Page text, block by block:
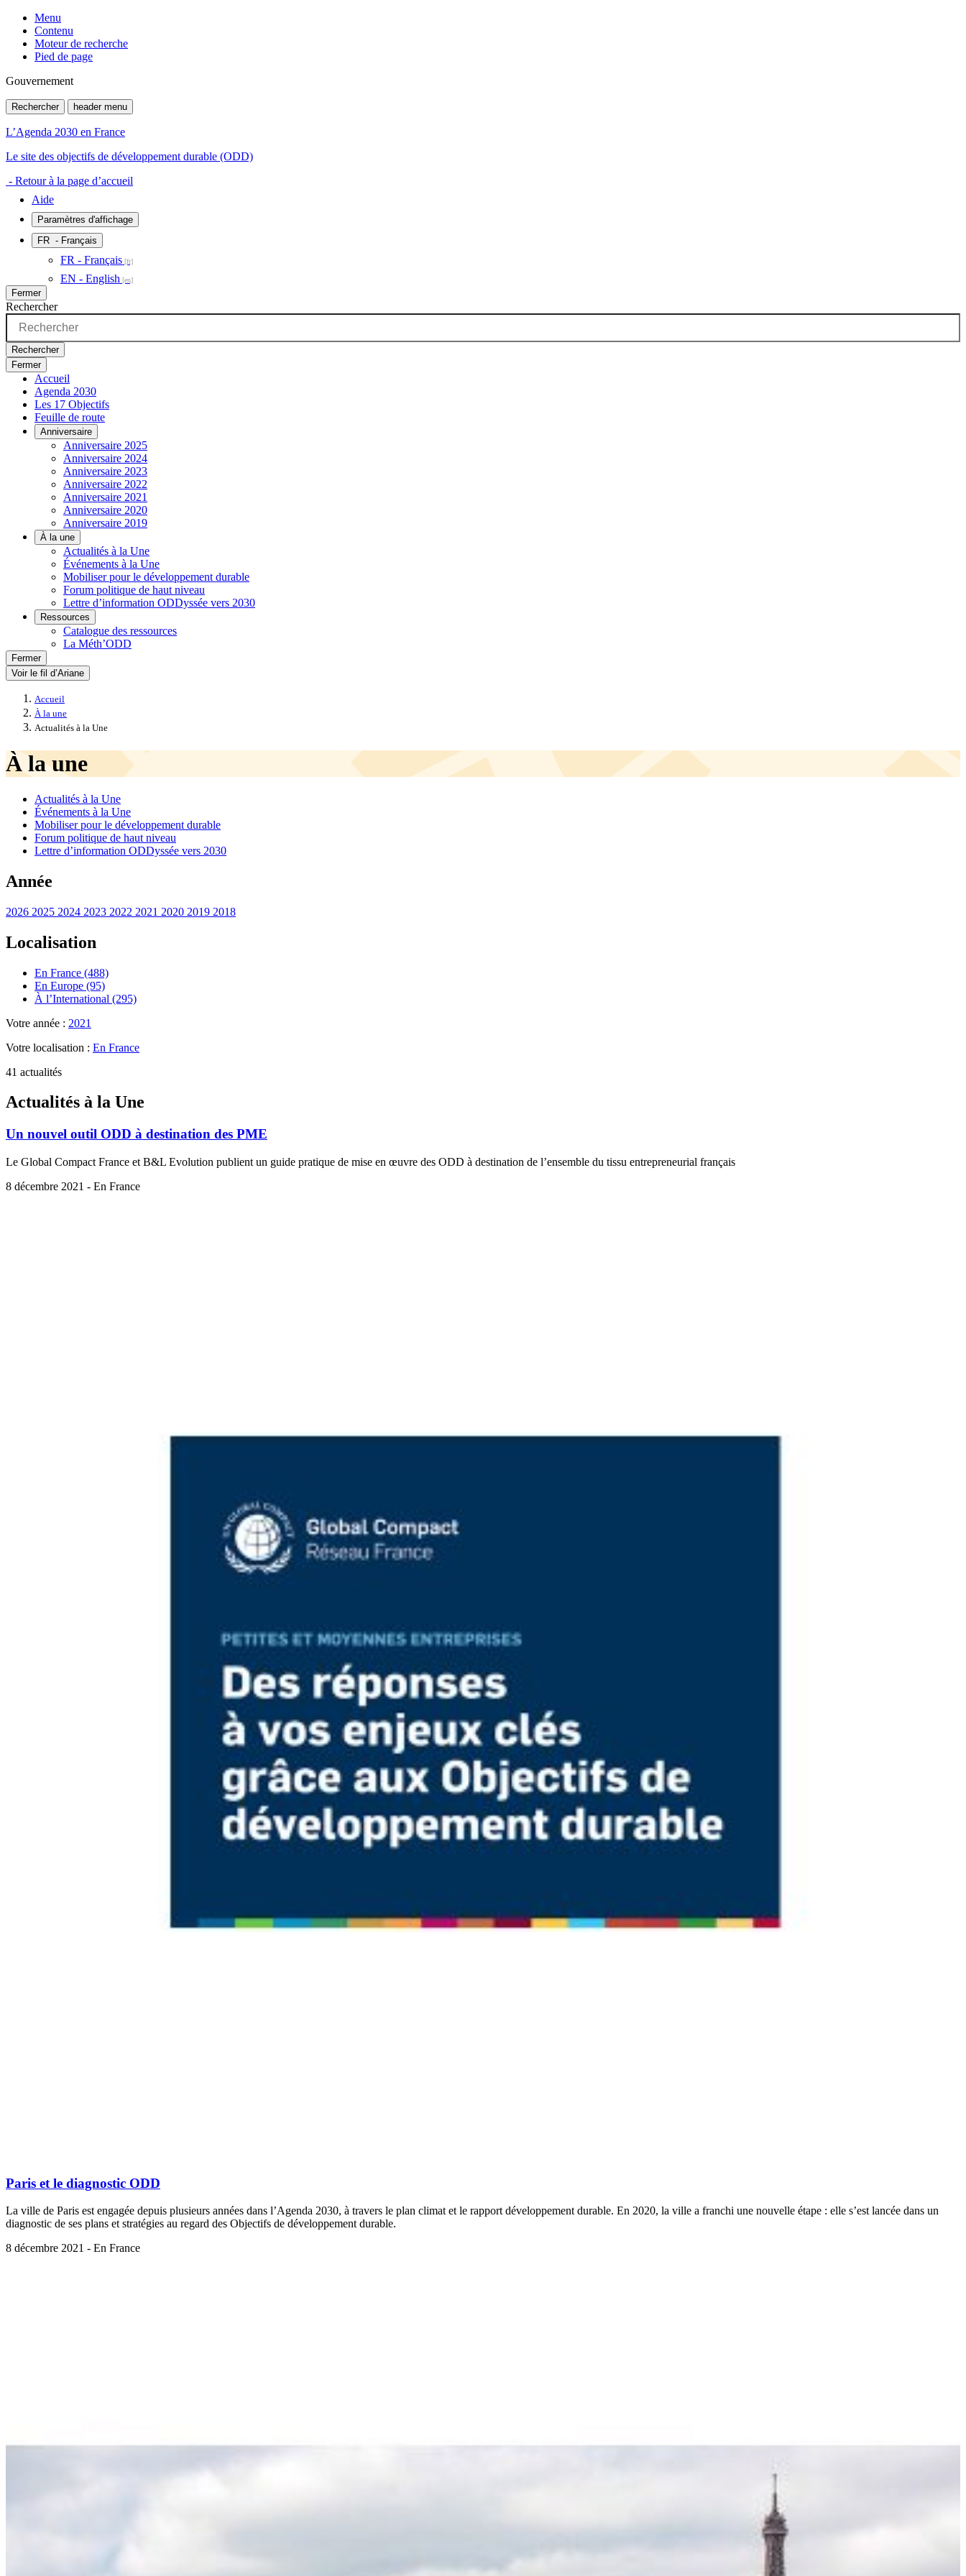
Menu
Contenu
Moteur de recherche
Pied de page
Gouvernement
Rechercher header menu
L’Agenda 2030 en France
Le site des objectifs de développement durable (ODD)
- Retour à la page d’accueil
Aide
Paramètres d'affichage
FR - Français
FR - Français
EN - English
Fermer
Rechercher
Rechercher
Fermer
Accueil
Agenda 2030
Les 17 Objectifs
Feuille de route
Anniversaire
Anniversaire 2025
Anniversaire 2024
Anniversaire 2023
Anniversaire 2022
Anniversaire 2021
Anniversaire 2020
Anniversaire 2019
À la une
Actualités à la Une
Événements à la Une
Mobiliser pour le développement durable
Forum politique de haut niveau
Lettre d’information ODDyssée vers 2030
Ressources
Catalogue des ressources
La Méth’ODD
Fermer
Voir le fil d’Ariane
Accueil
À la une
Actualités à la Une
À la une
Actualités à la Une
Événements à la Une
Mobiliser pour le développement durable
Forum politique de haut niveau
Lettre d’information ODDyssée vers 2030
Année
2026 2025 2024 2023 2022 2021 2020 2019 2018
Localisation
En France (488)
En Europe (95)
À l’International (295)
Votre année : 2021
Votre localisation : En France
41 actualités
Actualités à la Une
Un nouvel outil ODD à destination des PME
Le Global Compact France et B&L Evolution publient un guide pratique de mise en œuvre des ODD à destination de l’ensemble du tissu entrepreneurial français
8 décembre 2021 - En France
Paris et le diagnostic ODD
La ville de Paris est engagée depuis plusieurs années dans l’Agenda 2030, à travers le plan climat et le rapport développement durable. En 2020, la ville a franchi une nouvelle étape : elle s’est lancée dans un
diagnostic de ses plans et stratégies au regard des Objectifs de développement durable.
8 décembre 2021 - En France